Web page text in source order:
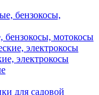
мотокосы
электрокосы